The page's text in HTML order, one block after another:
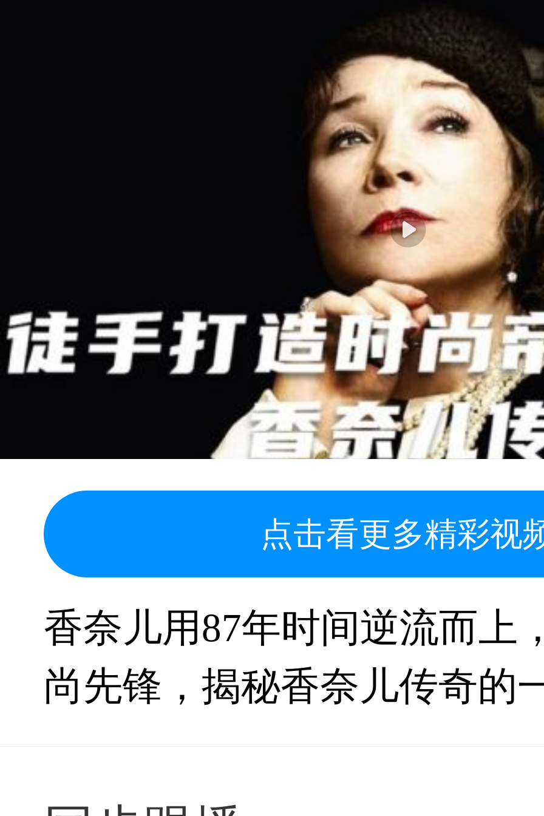
点击看更多精彩视
香奈儿用87年时间逆流而上
尚先锋，揭秘香奈儿传奇的